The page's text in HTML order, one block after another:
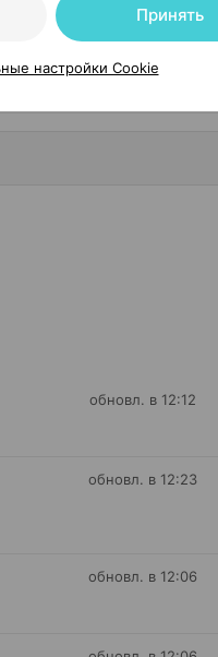
обновл. в 12:12
обновл. в 12:23
обновл. в 12:06
Принять
настройки Cookie